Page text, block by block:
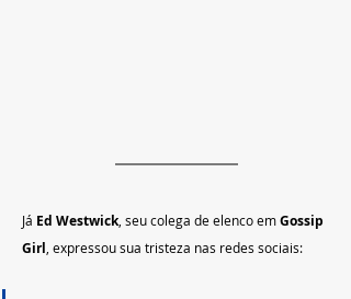
Já Ed Westwick , seu colega de elenco em Gossip
Girl , expressou sua tristeza nas redes sociais: